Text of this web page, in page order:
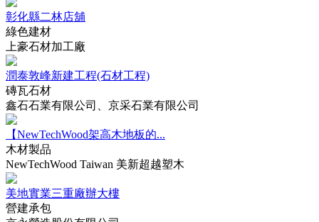
彰化縣二林店舖
綠色建材
上豪石材加工廠
潤泰敦峰新建工程(石材工程)
磚瓦石材
鑫石石業有限公司、京采石業有限公司
【NewTechWood架高木地板的...
木材製品
NewTechWood Taiwan 美新超越塑木
美地實業三重廠辦大樓
營建承包